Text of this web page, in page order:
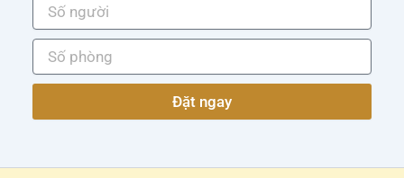
Đặt ngay